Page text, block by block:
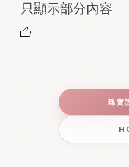
只顯示部分內容
珠寶